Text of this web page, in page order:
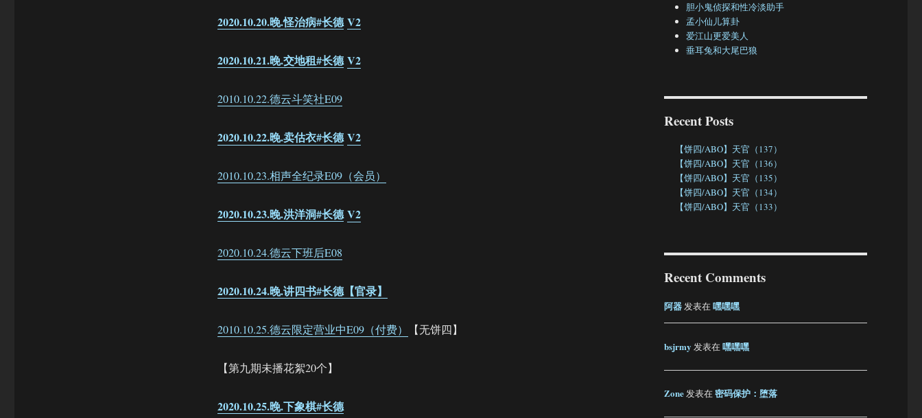
2020.10.20.晚.怪治病#长德 V2
2020.10.21.晚.交地租#长德 V2
2010.10.22.德云斗笑社E09
2020.10.22.晚.卖估衣#长德 V2
2010.10.23.相声全纪录E09（会员）
2020.10.23.晚.洪洋洞#长德 V2
2020.10.24.德云下班后E08
2020.10.24.晚.讲四书#长德【官录】
2010.10.25.德云限定营业中E09（付费） 【无饼四】
【第九期未播花絮20个】
2020.10.25.晚.下象棋#长德
胆小鬼侦探和性冷淡助手
孟小仙儿算卦
爱江山更爱美人
垂耳兔和大尾巴狼
Recent Posts
【饼四/ABO】天官（137）
【饼四/ABO】天官（136）
【饼四/ABO】天官（135）
【饼四/ABO】天官（134）
【饼四/ABO】天官（133）
Recent Comments
阿器发表在嘿嘿嘿
bsjrmy 发表在嘿嘿嘿
Zone发表在密码保护：堕落